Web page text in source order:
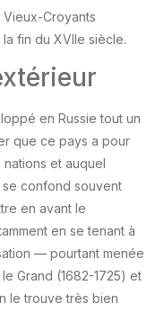
Croyants
fin du XVIIe siècle.
en Russie tout un
que ce pays a pour
et auquel
se confond souvent
en avant le
en se tenant à
— pourtant menée
Grand (1682-1725) et
le trouve très bien